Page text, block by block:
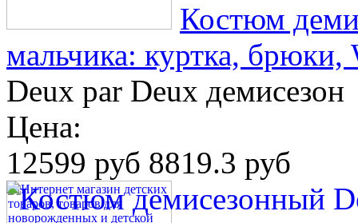
Костюм
мальчика: куртка, брюки,
Deux par Deux демисезон
Цена:
12599 руб 8819.3 руб